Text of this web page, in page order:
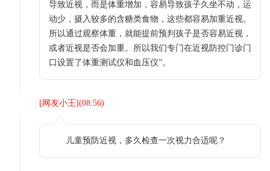
导致近视，而是体重增加，容易导致孩子久坐不动，运
动少，摄入较多的含糖类食物，这些都容易加重近视。
所以通过观察体重，就能提前预判孩子是否容易近视，
或者近视是否会加重。所以我们专门在近视防控门诊门
口设置了体重测试仪和血压仪”。
[网友小王](08:56)
儿童预防近视，多久检查一次视力合适呢？